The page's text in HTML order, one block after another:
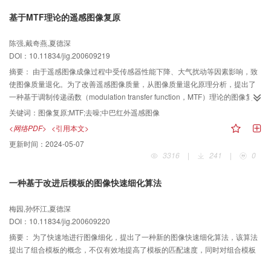
点云，该点云重建方法简单可行，特别是对于存在自交情况以及点云具有明显
基于MTF理论的遥感图像复原
陈强,戴奇燕,夏德深
DOI：10.11834/jig.200609219
摘要： 由于遥感图像成像过程中受传感器性能下降、大气扰动等因素影响，致
使图像质量退化。为了改善遥感图像质量，从图像质量退化原理分析，提出了
一种基于调制传递函数（modulation transfer function，MTF）理论的图像复原
方法。该方法主要包括去噪和MTF拉伸两部分。针对遥感图像的特点，给出了
一种有效的基于频域的去噪方法。为了能够调节频谱拉伸的程度，还给出了一
种指数调节MTF曲线的方法。中巴（中国和巴西）卫星红外遥感图像的实验结
果表明：该新方法有效地提高了图像的对比度（对于实验图像来说，较复原前
图像对比度提高了7倍多，方差也由原来的8．77提高到17．37）、熵等图像要
关键词： 图像复原;MTF;去噪;中巴红外遥感图像
<网络PDF> <引用本文>
更新时间： 2024-05-07
3316
| 241 | 0
一种基于改进后模板的图像快速细化算法
梅园,孙怀江,夏德深
DOI：10.11834/jig.200609220
摘要： 为了快速地进行图像细化，提出了一种新的图像快速细化算法，该算法
提出了组合模板的概念，不仅有效地提高了模板的匹配速度，同时对组合模板